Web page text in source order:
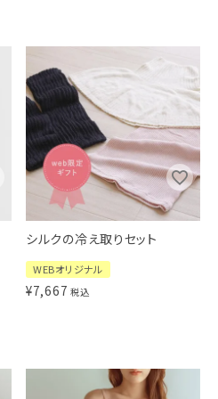
シルクの冷え取りセット
WEBオリジナル
¥7,667 税込